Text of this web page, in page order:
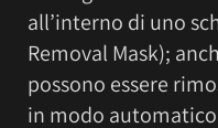
all’interno di uno
Removal Mask);
possono essere
in modo